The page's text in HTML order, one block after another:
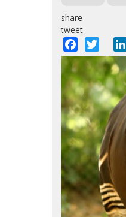
share
tweet
Facebook
Twitter